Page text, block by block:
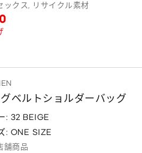
ックス, リサイクル素材
ベルトショルダーバッグ
: 32 BEIGE
: ONE SIZE
舗商品